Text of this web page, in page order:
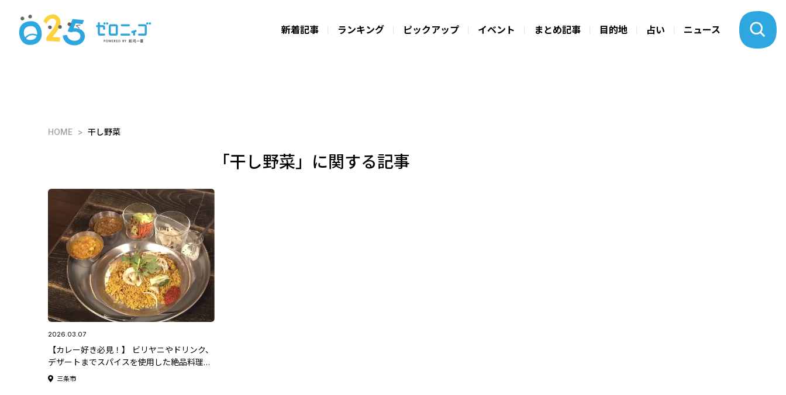
新着記事 ランキング ピックアップ イベント まとめ記事 目的地 占い ニュース
HOME 干し野菜
「干し野菜」に関する記事
2026.03.07
【カレー好き必見！】 ビリヤニやドリンク、
デザートまでスパイスを使用した絶品料理が
味わえるお店-三条市「三条スパイス研究
三条市